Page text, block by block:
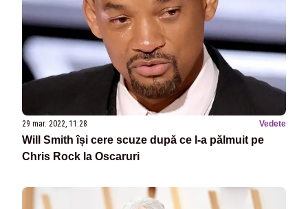
29 mar. 2022, 11:28 Vedete
Will Smith își cere scuze după ce l-a pălmuit pe
Chris Rock la Oscaruri